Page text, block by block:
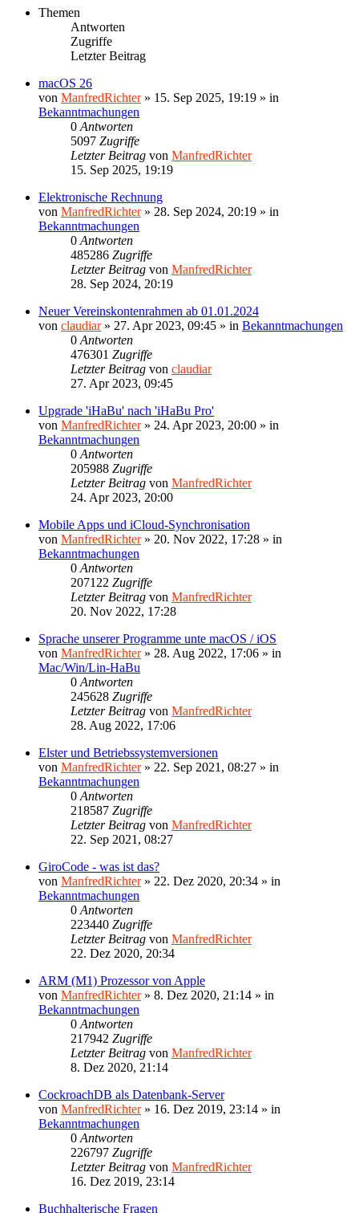
Themen
Antworten
Zugriffe
Letzter Beitrag
macOS 26
von ManfredRichter» 15. Sep 2025, 19:19 » in
Bekanntmachungen
0 Antworten
5097 Zugriffe
Letzter Beitrag von ManfredRichter
15. Sep 2025, 19:19
Elektronische Rechnung
von ManfredRichter» 28. Sep 2024, 20:19 » in
Bekanntmachungen
0 Antworten
485286 Zugriffe
Letzter Beitrag von ManfredRichter
28. Sep 2024, 20:19
Neuer Vereinskontenrahmen ab 01.01.2024
von claudiar» 27. Apr 2023, 09:45 » in Bekanntmachungen
0 Antworten
476301 Zugriffe
Letzter Beitrag von claudiar
27. Apr 2023, 09:45
Upgrade 'iHaBu' nach 'iHaBu Pro'
von ManfredRichter» 24. Apr 2023, 20:00 » in
Bekanntmachungen
0 Antworten
205988 Zugriffe
Letzter Beitrag von ManfredRichter
24. Apr 2023, 20:00
Mobile Apps und iCloud-Synchronisation
von ManfredRichter» 20. Nov 2022, 17:28 » in
Bekanntmachungen
0 Antworten
207122 Zugriffe
Letzter Beitrag von ManfredRichter
20. Nov 2022, 17:28
Sprache unserer Programme unte macOS / iOS
von ManfredRichter» 28. Aug 2022, 17:06 » in
Mac/Win/Lin-HaBu
0 Antworten
245628 Zugriffe
Letzter Beitrag von ManfredRichter
28. Aug 2022, 17:06
Elster und Betriebssystemversionen
von ManfredRichter» 22. Sep 2021, 08:27 » in
Bekanntmachungen
0 Antworten
218587 Zugriffe
Letzter Beitrag von ManfredRichter
22. Sep 2021, 08:27
GiroCode - was ist das?
von ManfredRichter» 22. Dez 2020, 20:34 » in
Bekanntmachungen
0 Antworten
223440 Zugriffe
Letzter Beitrag von ManfredRichter
22. Dez 2020, 20:34
ARM (M1) Prozessor von Apple
von ManfredRichter» 8. Dez 2020, 21:14 » in
Bekanntmachungen
0 Antworten
217942 Zugriffe
Letzter Beitrag von ManfredRichter
8. Dez 2020, 21:14
CockroachDB als Datenbank-Server
von ManfredRichter» 16. Dez 2019, 23:14 » in
Bekanntmachungen
0 Antworten
226797 Zugriffe
Letzter Beitrag von ManfredRichter
16. Dez 2019, 23:14
Buchhalterische Fragen